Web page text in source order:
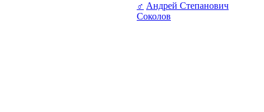
♂ Андрей Степанович
Соколов